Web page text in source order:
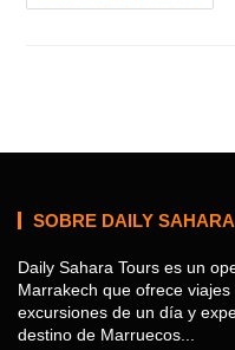
SOBRE DAILY
Daily Sahara Tours es un
Marrakech que ofrece
excursiones de un día y
destino de Marruecos...